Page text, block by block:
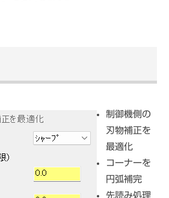
制御機側の
刃物補正を
最適化
コーナーを
円弧補完
先読み処理